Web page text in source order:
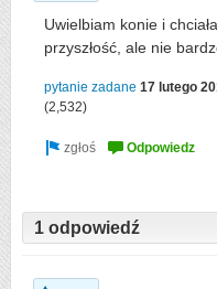
Uwielbiam konie i
przyszłość, ale nie
pytanie zadane 17 lutego
(2,532)
1 odpowiedź